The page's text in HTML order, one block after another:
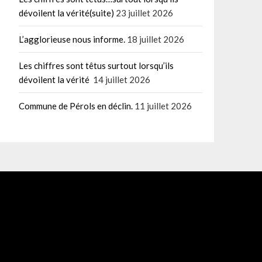
dévoilent la vérité(suite) 23 juillet 2026
L’agglorieuse nous informe. 18 juillet 2026
Les chiffres sont têtus surtout lorsqu’ils
dévoilent la vérité 14 juillet 2026
Commune de Pérols en déclin. 11 juillet 2026